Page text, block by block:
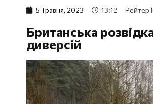
5 Травня, 2023 13:12 Рейтер
Британська
диверсій